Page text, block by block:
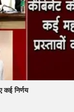
कई निर्णय